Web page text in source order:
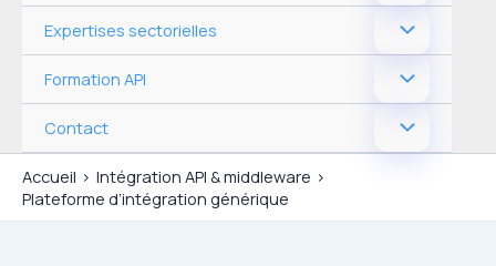
Expertises sectorielles
Formation API
Contact
Accueil
Intégration API & middleware
Plateforme d’intégration générique